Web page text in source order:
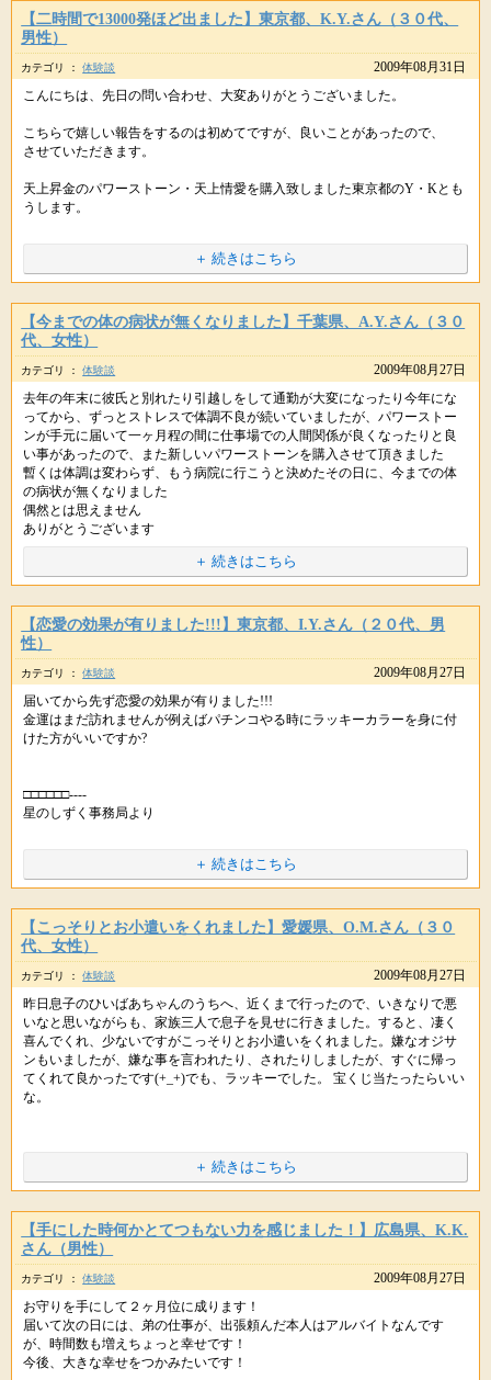
個人差があり、すべての方が実感するものではありません。
※ヒーリングはお薬ではありませんので医師から処方された薬や治療の代
わりに使うことは避けてください。医師の指示を尊重・最優先してくだ
さいね。
> 今の状況下から絶対にと言っていい位、不可能な事が当日２日前に可能
になったり
なんだかスゴイことが起きているようで何よりです。不可能を可能にする
のがＫａｏｒｕ先生なんですよー。
> 今までの気と違い幸せの気の流れに変わって来た事に喜びを感じていま
す
はい、こうした穏やかでありながら幸せを感じられる気の流れになってき
嬉しいご報告ありがとうございました＾＾
※掲載している内容は、星のしずくに寄せられた個人の体験談で 効果には
個人差があり、すべての方が実感するものではありません。
※ヒーリングはお薬ではありませんので医師から処方された薬や治療の代
わりに使うことは避けてください。医師の指示を尊重・最優先してくだ
さいね。
URLをコピペしてシェアもできます。
追伸：ばあちゃんが二千円こないだお祝い以外で子供におこずかいをくれ
たのも、結婚してからは初めてです。kaoru先生様々だと思いました。 感謝
しています。これからも益々パワーアップされて、幸せを運んできてくだ
さい(^^) 行動していると、楽しくなってきます。段取りよく事が進むの
で、本当に不思議です。また良い事があると思いますので連絡します。失
星のしずく事務局より
＞忘れていた優しさを思い出してきた気がします。
素晴らしいです。人の喜びをご自身のことのように感じられるというの
は、どんどん幸せになっている証拠ですね＾＾
＞これからもっともっと良い事が起こるんだろうと思うと、ワクワクして
きます。
はい、どんどん幸せになってくださいね。
※掲載している内容は、星のしずくに寄せられた個人の体験談で 効果には
個人差があり、すべての方が実感するものではありません。
※ヒーリングはお薬ではありませんので医師から処方された薬や治療の代
URLをコピペしてシェアもできます。
【二時間で13000発ほど出ました】東京都、K.Y.さん（３０代、
男性）
カテゴリ ：体験談
2009年08月31日
こんにちは、先日の問い合わせ、大変ありがとうございました。
こちらで嬉しい報告をするのは初めてですが、良いことがあったので、
させていただきます。
天上昇金のパワーストーン・天上情愛を購入致しました東京都のY・Kとも
うします。
素晴らしい女性にも出会えました☆
この職場に勤めて８年目になりますが、最高です！
それと、今日初めてお金で良い事が起こりました！
今日はお休みだったのですが、何気なく家にいてもしょうがないので、
パワーストーンを持ってパチンコにいきました。（10年くらい行ってませ
ん。）
始めて五分もしないうちに大当たりが出て、二時間で13000発ほど、
出ました。喜びの声で「棚からぼた餅をくれるストーンですが、棚の下 ま
で行く努力は必要です。」とありました。
その通りだと実感しました。
kaoru先生、天上昇金、天上情愛パワーストーンと事務局の方に
感謝！感謝！です。これからもずっと大切にいたします。
ほんとうにありがとうございます☆
□□□□□□----
星のしずく事務局より
嬉しいご報告ありがとうございます。
> 素晴らしい女性にも出会えました☆
> 始めて五分もしないうちに大当たりが出て、二時間で13000発ほど、
またハッピー＆ラッキーなことがあれば教えてくださいね。
※掲載している内容は、星のしずくに寄せられた個人の体験談で 効果には
個人差があり、すべての方が実感するものではありません。
※ヒーリングはお薬ではありませんので医師から処方された薬や治療の代
わりに使うことは避けてください。医師の指示を尊重・最優先してくだ
さいね。
URLをコピペしてシェアもできます。
＋ 続きはこちら
【今までの体の病状が無くなりました】千葉県、A.Y.さん（３０
代、女性）
カテゴリ ：体験談
2009年08月27日
去年の年末に彼氏と別れたり引越しをして通勤が大変になったり今年にな
ってから、ずっとストレスで体調不良が続いていましたが、パワーストー
ンが手元に届いて一ヶ月程の間に仕事場での人間関係が良くなったりと良
い事があったので、また新しいパワーストーンを購入させて頂きました
暫くは体調は変わらず、もう病院に行こうと決めたその日に、今までの体
の病状が無くなりました
偶然とは思えません
ありがとうございます
安でしたが順調に節約、貯金が出来ています
新しく好きだと思える人も現れて、今後も楽く過ごせると思います
ありがとうございます
□□□□□□----
星のしずく事務局より
嬉しいご報告をありがとうございます。
いろいろ大変なこともあったようですが、いろんなことでハッピーな出来
事が起きているようで、事務局スタッフも喜んでおります。
＞もう病院に行こうと決めたその日に、今までの体の病状が無くなりまし
た
素晴らしいです。一番大切なのはご自身のお身体ですので、なるべく休養
をとってのんびりお過ごしくださいね。
いれからもドンドンハッピー＆ラッキーなことが起きると思います。
また、些細なことでもかまいませんので、教えてくださいね。
※掲載している内容は、星のしずくに寄せられた個人の体験談で 効果には
個人差があり、すべての方が実感するものではありません。
※ヒーリングはお薬ではありませんので医師から処方された薬や治療の代
＋ 続きはこちら
【恋愛の効果が有りました!!!】東京都、I.Y.さん（２０代、男
性）
カテゴリ ：体験談
2009年08月27日
届いてから先ず恋愛の効果が有りました!!!
金運はまだ訪れませんが例えばパチンコやる時にラッキーカラーを身に付
けた方がいいですか?
□□□□□□----
星のしずく事務局より
早速の嬉しいご報告ありがとうございます＾＾
＞ラッキーカラ-を身に付けた方がいいですか?
特にラッキーカラーなどは気になさらなくて大丈夫ですのでご安心くださ
い。
ご自身の好きな色でなるべく明るい色でしたらそれがあなたのラッキーカ
ラーです。ぜひ、リラックスして毎日の日常生活を楽んでくださいね。
また何か分からないことなどありましたら、お気軽にご連絡くださいね。
※掲載している内容は、星のしずくに寄せられた個人の体験談で 効果には
個人差があり、すべての方が実感するものではありません。
わりに使うことは避けてください。医師の指示を尊重・最優先してくだ
URLをコピペしてシェアもできます。
＋ 続きはこちら
【こっそりとお小遣いをくれました】愛媛県、O.M.さん（３０
代、女性）
カテゴリ ：体験談
2009年08月27日
昨日息子のひいばあちゃんのうちへ、近くまで行ったので、いきなりで悪
いなと思いながらも、家族三人で息子を見せに行きました。すると、凄く
喜んでくれ、少ないですがこっそりとお小遣いをくれました。嫌なオジサ
ンもいましたが、嫌な事を言われたり、されたりしましたが、すぐに帰っ
てくれて良かったです(+_+)でも、ラッキーでした。 宝くじ当たったらいい
な。
嬉しいご報告ありがとございます。
ひいおばあちゃんはとても喜んでくれたんですね＾＾
また嫌なオジサン（←どこの親戚にもいるもんです。）が早く帰ってくれ
て本当によかったです。
＋ 続きはこちら
【手にした時何かとてつもない力を感じました！】広島県、K.K.
さん（男性）
カテゴリ ：体験談
2009年08月27日
お守りを手にして２ヶ月位に成ります！
届いて次の日には、弟の仕事が、出張頼んだ本人はアルバイトなんです
が、時間数も増えちょっと幸せです！
今後、大きな幸せをつかみたいです！